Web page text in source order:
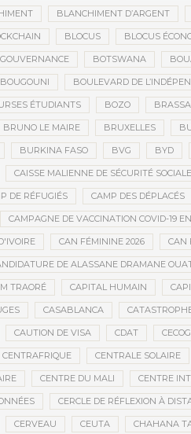
BLANCHIMENT D’ARGENT
BLOCUS BLOCUS
BOTSWANA
BOUGOUNI BOULEVARD DE
ÉTUDIANTS BOZO
BRUNO LE MAIRE BRUXELLES
BURKINA FASO BVG BYD
CAISSE MALIENNE DE SÉCURITÉ SOCIALE
DE RÉFUGIÉS CAMP DES DÉPLACÉS
CAMPAGNE DE VACCINATION COVID-19
CAN FÉMININE 2026 CAN
DE ALASSANE DRAMANE
TRAORÉ CAPITAL HUMAIN
CASABLANCA
CAUTION DE VISA CDAT
CENTRAFRIQUE CENTRALE SOLAIRE
CENTRE DU MALI CENTRE
CERCLE DE RÉFLEXION À
CERVEAU CEUTA CHAHANA